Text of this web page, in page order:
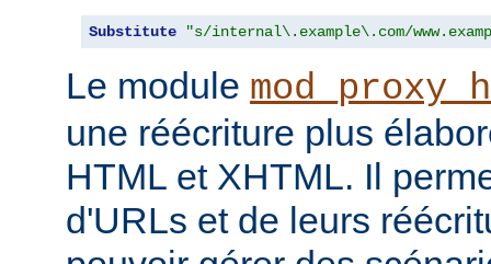
Substitute "s/internal\.example\.com/
Le module
une réécriture plus
HTML et XHTML. Il
d'URLs et de leurs